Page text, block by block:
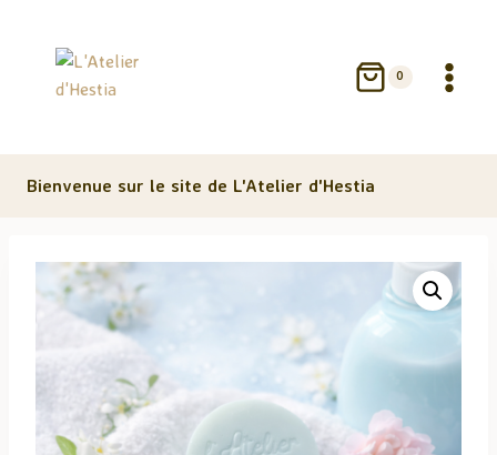
contenu
0
Bienvenue sur le site de L'Atelier d'Hestia